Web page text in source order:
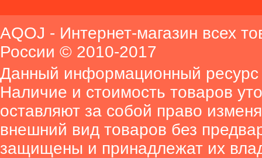
AQOJ - Интернет-магазин всех
России © 2010-2017
Данный информационный ресурс
Наличие и стоимость товаров
оставляют за собой право
внешний вид товаров без
защищены и принадлежат их